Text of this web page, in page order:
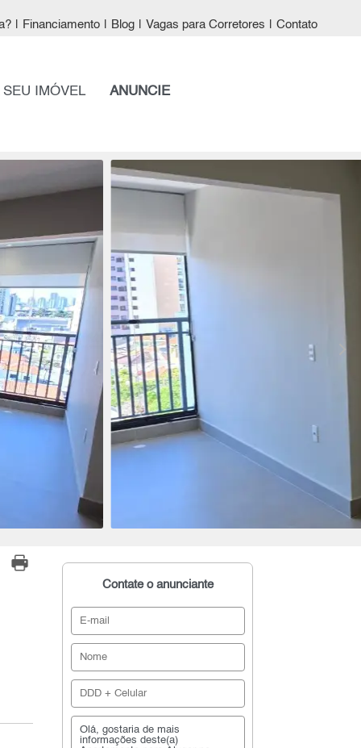
Financiamento Blog Vagas para Corretores Contato
IMÓVEL ANUNCIE
Contate o anunciante